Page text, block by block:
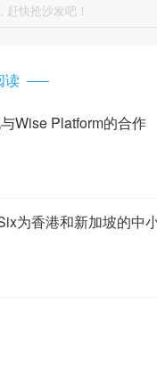
快抢沙发吧！
读
Wise Platform的合作
为香港和新加坡的中